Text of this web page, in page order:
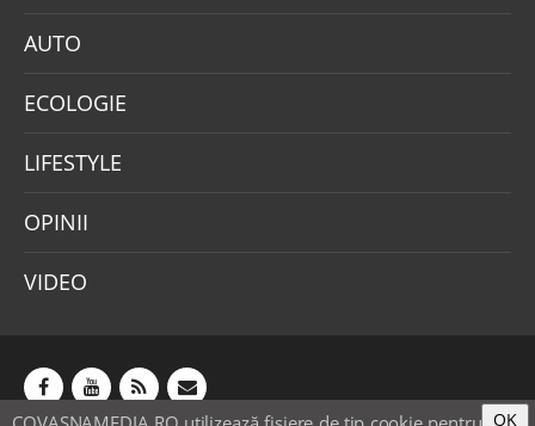
AUTO
ECOLOGIE
LIFESTYLE
OPINII
VIDEO
OK